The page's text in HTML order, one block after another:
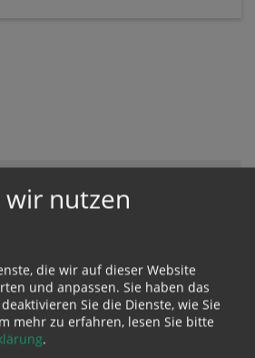
erforderlich!
wir nutzen
die wir auf dieser Website
und anpassen. Sie haben das
Sie die Dienste, wie Sie
mehr zu erfahren, lesen Sie bitte
.